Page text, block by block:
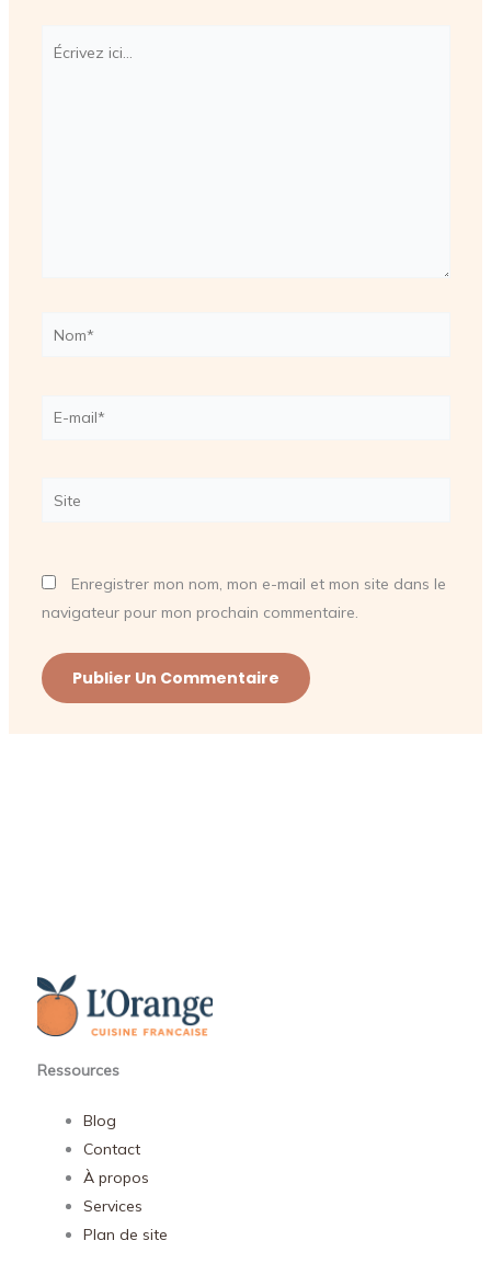
Nom*
E-
Site
Enregistrer mon nom, mon e-mail et mon site dans le
navigateur pour mon prochain commentaire.
Ressources
Blog
Contact
À propos
Services
Plan de site